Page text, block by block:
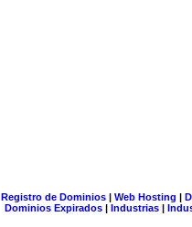
Registro de Dominios| Web Hosting |
Dominios Expirados | Industrias |